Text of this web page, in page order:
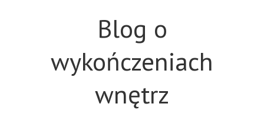
Blog o
wykończeniach
wnętrz